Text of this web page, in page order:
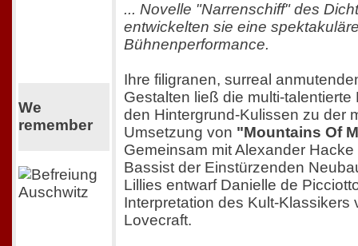
We
remember
... Novelle "Narrenschiff" des
entwickelten sie eine
Bühnenperformance.
Ihre filigranen, surreal
Gestalten ließ die multi-
den Hintergrund-Kulissen zu der
Umsetzung von "Mountains Of
Gemeinsam mit Alexander
Bassist der Einstürzenden
Lillies entwarf Danielle de
Interpretation des Kult-Klassikers
Lovecraft.